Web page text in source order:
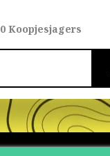
Koopjesjagers